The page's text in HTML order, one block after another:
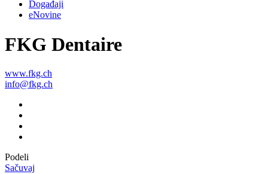
Događaji
eNovine
FKG Dentaire
www.fkg.ch
info@fkg.ch
Podeli
Sačuvaj